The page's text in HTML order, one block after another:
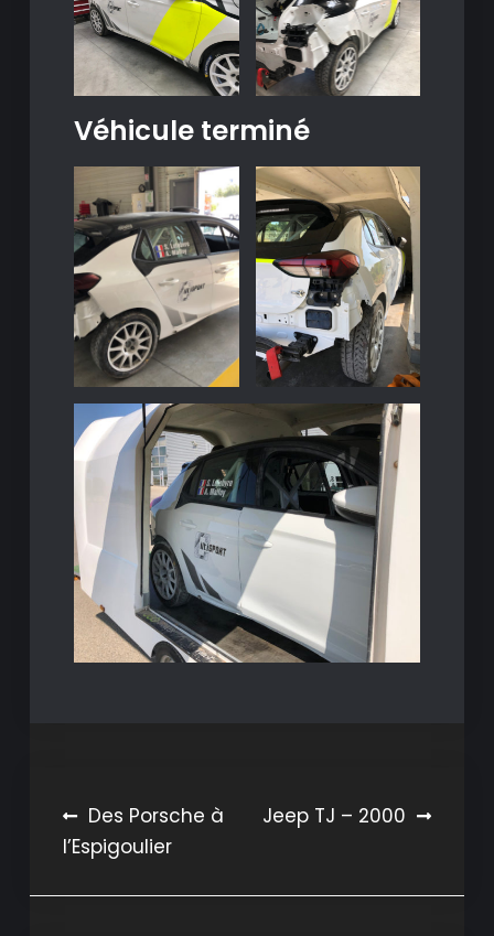
Véhicule terminé
Navigation
de
l’article
Des Porsche à
l’Espigoulier
Jeep TJ – 2000